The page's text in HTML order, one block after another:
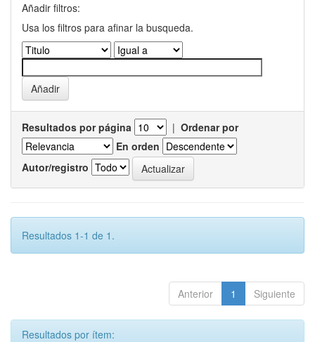
Añadir filtros:
Usa los filtros para afinar la busqueda.
Resultados por página | Ordenar por
En orden
Autor/registro
Resultados 1-1 de 1.
Anterior 1 Siguiente
Resultados por ítem: